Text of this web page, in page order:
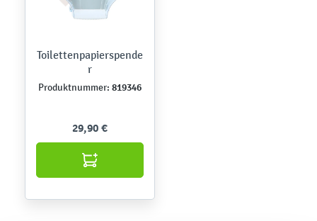
Toilettenpapierspende
r
Produktnummer: 819346
29,90 €